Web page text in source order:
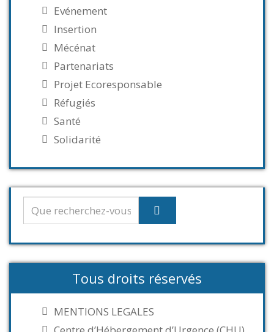
Evénement
Insertion
Mécénat
Partenariats
Projet Ecoresponsable
Réfugiés
Santé
Solidarité
Tous droits réservés
MENTIONS LEGALES